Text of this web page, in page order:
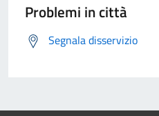
Problemi in città
Segnala disservizio